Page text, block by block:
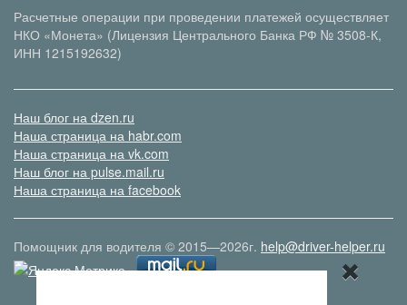
Расчетные операции при проведении платежей осуществляет
НКО «Монета» (Лицензия Центрального Банка РФ № 3508-К,
ИНН 1215192632)
Наш блог на dzen.ru
Наша страница на habr.com
Наша страница на vk.com
Наш блог на pulse.mail.ru
Наша страница на facebook
Помощник для водителя © 2015—2026г. help@driver-helper.ru